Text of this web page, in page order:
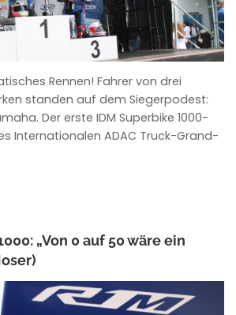
Rennen! Fahrer von drei
standen auf dem Siegerpodest:
Der erste IDM Superbike 1000-
Internationalen ADAC Truck-Grand-
„Von 0 auf 50 wäre ein